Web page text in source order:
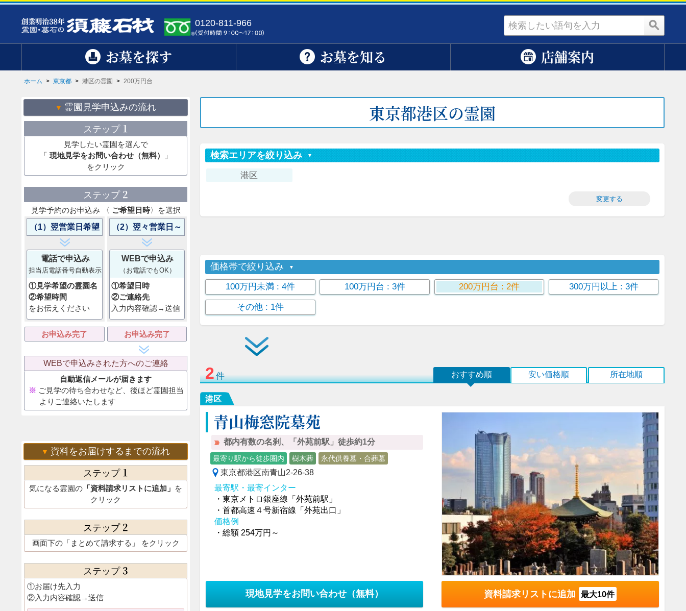
0120-811-966
お墓を探す お墓を知る 店舗案内
ホーム > 東京都 > 港区の霊園 > 200万円台
霊園見学申込みの流れ
ステップ 1
見学したい霊園を選んで
「 現地見学をお問い合わせ（無料）
」
をクリック
ステップ 2
見学予約のお申込み 〈 ご希望日時〉を選択
（1）翌営業日希望
電話で申込み
担当店電話番号自動表示
①見学希望の霊園名
②希望時間
をお伝えください
お申込み完了
（2）翌々営業日～
WEBで申込み
（お電話でもOK）
①希望日時
②ご連絡先
入力内容確認→送信
お申込み完了
WEBで申込みされた方へのご連絡
自動返信メールが届きます
ご見学の待ち合わせなど、後ほど霊園担当
よりご連絡いたします
資料をお届けするまでの流れ
ステップ 1
気になる霊園の 「資料請求リストに追加」 を
クリック
ステップ 2
画面下の「まとめて請求する」 をクリック
ステップ 3
①お届け先入力
②入力内容確認→送信
東京都港区の霊園
検索エリアを絞り込み
港区
変更する
価格帯で絞り込み
100万円未満 : 4件 100万円台 : 3件 200万円台 : 2件 300万円以上 : 3件
その他 : 1件
2件 所在地順
安い価格順
おすすめ順
港区
青山梅窓院墓苑
都内有数の名刹、「外苑前駅」徒歩約1分
最寄り駅から徒歩圏内 樹木葬 永代供養墓・合葬墓
東京都港区南青山2-26-38
最寄駅・最寄インター
・東京メトロ銀座線「外苑前駅」
・首都高速４号新宿線「外苑出口」
価格例
・総額 254万円～
現地見学をお問い合わせ （無料） 資料請求リストに追加 最大10件